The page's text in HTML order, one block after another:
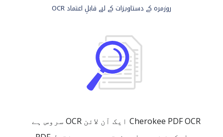
روزمرہ کے دستاویزات کے لیے قابلِ اعتماد OCR
Cherokee PDF OCR ایک آن لائن OCR سروس ہے